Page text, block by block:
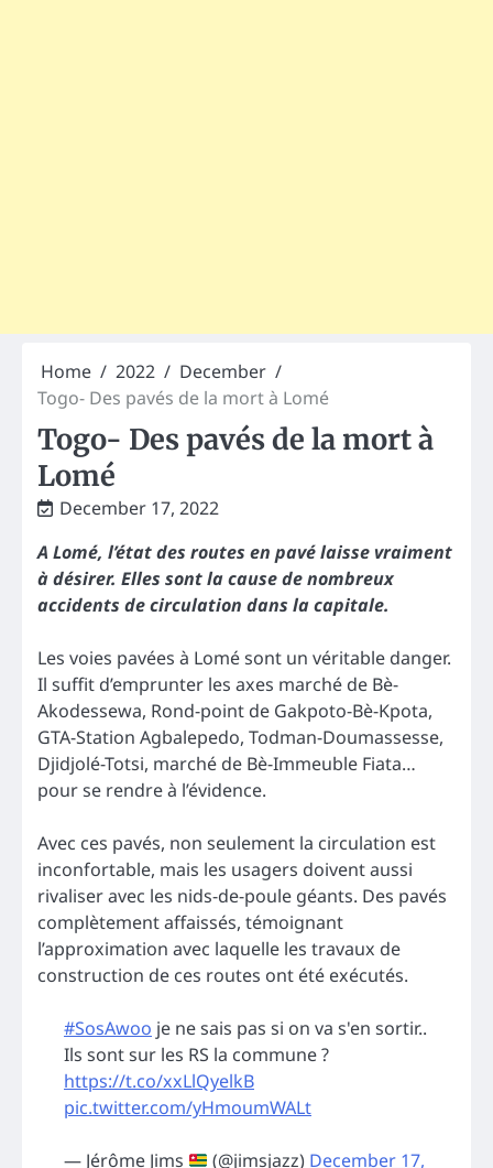
Home 2022
December
Togo- Des pavés de la mort à Lomé
Togo- Des pavés de la mort à
Lomé
December 17, 2022
A Lomé, l’état des routes en pavé laisse vraiment
à désirer. Elles sont la cause de nombreux
accidents de circulation dans la capitale.
Les voies pavées à Lomé sont un véritable danger.
Il suffit d’emprunter les axes marché de Bè-
Akodessewa, Rond-point de Gakpoto-Bè-Kpota,
GTA-Station Agbalepedo, Todman-Doumassesse,
Djidjolé-Totsi, marché de Bè-Immeuble Fiata…
pour se rendre à l’évidence.
Avec ces pavés, non seulement la circulation est
inconfortable, mais les usagers doivent aussi
rivaliser avec les nids-de-poule géants. Des pavés
complètement affaissés, témoignant
l’approximation avec laquelle les travaux de
construction de ces routes ont été exécutés.
#SosAwoo je ne sais pas si on va s'en sortir..
Ils sont sur les RS la commune ?
https://t.co/xxLlQyelkB
pic.twitter.com/yHmoumWALt
— Jérôme Jims (@jimsjazz) December 17,